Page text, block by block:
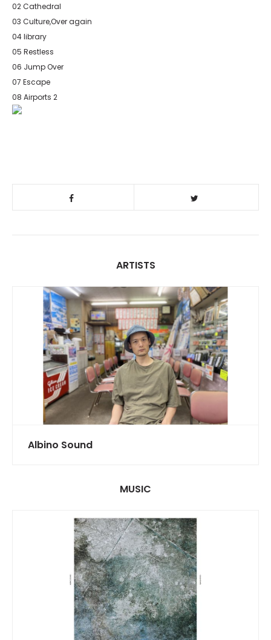
02 Cathedral
03 Culture,Over again
04 library
05 Restless
06 Jump Over
07 Escape
08 Airports 2
ARTISTS
Albino Sound
MUSIC